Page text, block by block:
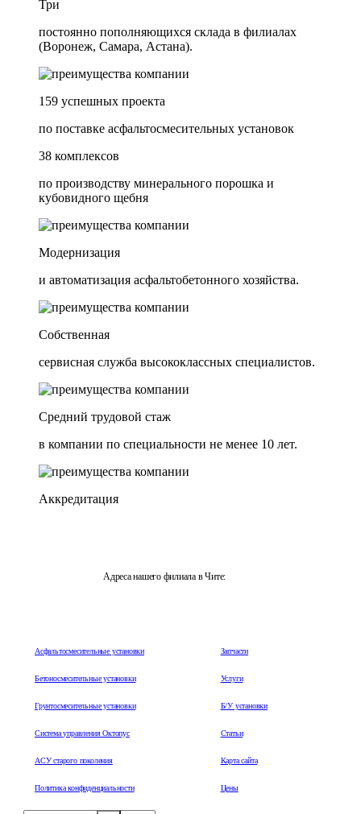
Три
постоянно пополняющихся склада в филиалах
(Воронеж, Самара, Астана).
159 успешных проекта
по поставке асфальтосмесительных установок
38 комплексов
по производству минерального порошка и
кубовидного щебня
Модернизация
и автоматизация асфальтобетонного хозяйства.
Собственная
сервисная служба высококлассных специалистов.
Средний трудовой стаж
в компании по специальности не менее 10 лет.
Аккредитация
Адреса нашего филиала в Чите:
Асфальтосмесительные установки
Бетоносмесительные установки
Грунтосмесительные установки
Система управления Октопус
АСУ старого поколения
Политика конфиденциальности
Запчасти
Услуги
Б/У установки
Статьи
Карта сайта
Цены